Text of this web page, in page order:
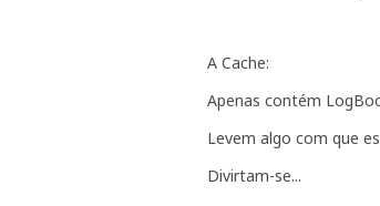
A Cache:
Apenas contém
Levem algo com que
Divirtam-se...